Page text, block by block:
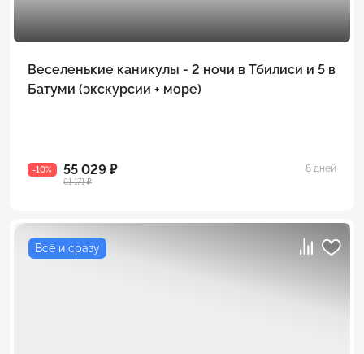
Веселенькие каникулы - 2 ночи в Тбилиси и 5 в
Батуми (экскурсии + море)
-10% 55 029 ₽
61 171 ₽
8 дней
Всё и сразу